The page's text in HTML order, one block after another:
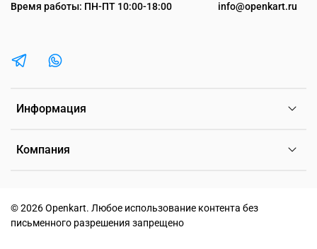
Информация
Компания
Время работы: ПН-ПТ 10:00-18:00
info@openkart.ru
©2026 Openkart. Любое использование контента без
письменного разрешения запрещено